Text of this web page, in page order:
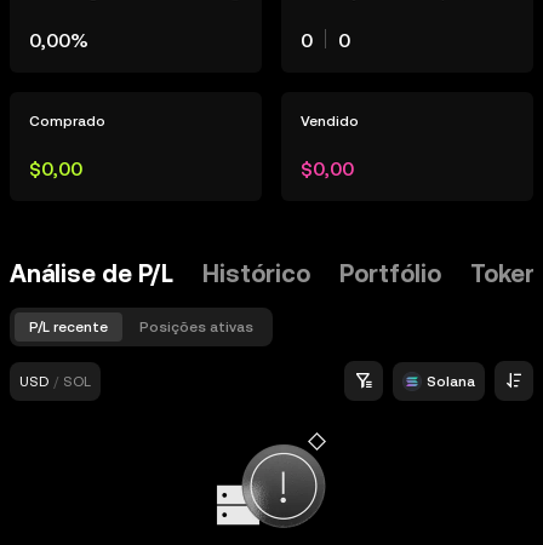
0,00% 0 0
Comprado
$0,00
Vendido
$0,00
Análise de P/L Histórico Portfólio
P/L recente Posições ativas
USD / SOL Solana